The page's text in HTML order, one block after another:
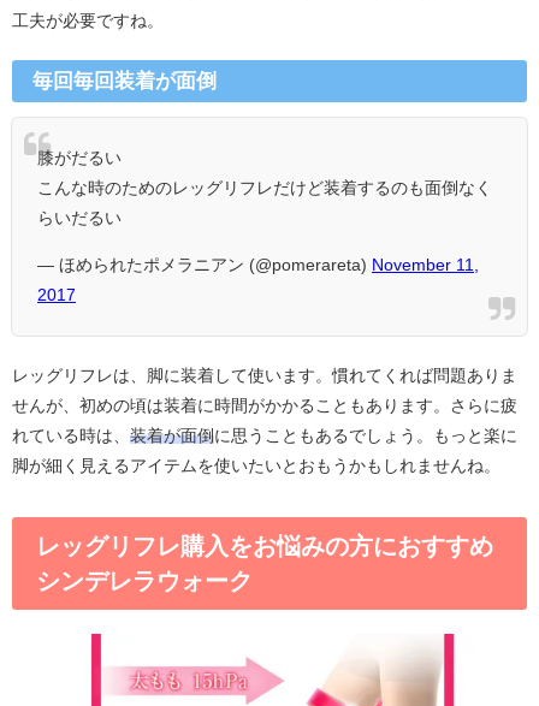
工夫が必要ですね。
毎回毎回装着が面倒
膝がだるい
こんな時のためのレッグリフレだけど装着するのも面倒なく
らいだるい
— ほめられたポメラニアン (@pomerareta) November 11,
2017
レッグリフレは、脚に装着して使います。慣れてくれば問題ありま
せんが、初めの頃は装着に時間がかかることもあります。さらに疲
れている時は、 装着が面倒に思うこともあるでしょう。もっと楽に
脚が細く見えるアイテムを使いたいとおもうかもしれませんね。
レッグリフレ購入をお悩みの方におすすめ
シンデレラウォーク